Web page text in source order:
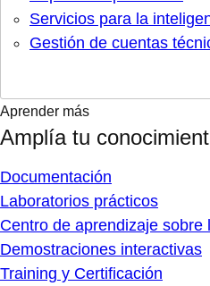
Servicios para la
Gestión de cuentas
Aprender más
Amplía tu
Documentación
Laboratorios prácticos
Centro de aprendizaje sobre
Demostraciones interactivas
Training y Certificación